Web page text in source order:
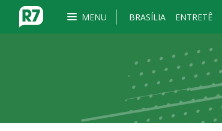
MENU BRASÍLIA ENTRETÊ